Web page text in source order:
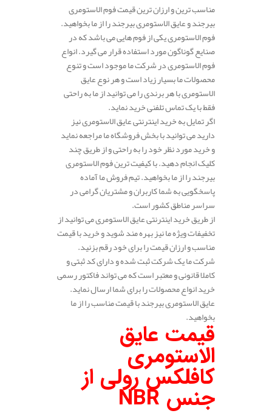
مناسب ترین و ارزان ترین قیمت فوم الاستومری
بیرجند و عایق الاستومری بیرجند را از ما بخواهید.
فوم الاستومری یکی از فوم هایی می باشد که در
صنایع گوناگون مورد استفاده قرار می گیرد. انواع
فوم الاستومری در شرکت ما موجود است و تنوع
محصولات ما بسیار زیاد است و هر نوع عایق
الاستومری با هر برندی را می توانید از ما به راحتی
فقط با یک تماس تلفنی خرید نماید.
اگر تمایل به خرید اینترنتی عایق الاستومری نیز
دارید می توانید با بخش فروشگاه ما مراجعه نماید
و خرید مورد نظر خود را به راحتی و از طریق چند
کلیک انجام دهید. با کیفیت ترین فوم الاستومری
بیرجند را از ما بخواهید. تیم فروش ما آماده
پاسخگویی به شما کاربران و مشتریان گرامی در
سراسر مناطق کشور است.
از طریق خرید اینترنتی عایق الاستومری می توانید از
تخفیفات ویژه ما نیز بهره مند شوید و خرید با قیمت
مناسب و ارزان قیمت را برای خود رقم بزنید.
شرکت ما یک شرکت ثبت شده و دارای کد ثبتی و
کاملا قانونی و معتبر است که می تواند فاکتور رسمی
خرید انواع محصولات را برای شما ارسال نماید.
عایق الاستومری بیرجند با قیمت مناسب را از ما
بخواهید.
قیمت عایق
الاستومری
کافلکس رولی از
جنس NBR